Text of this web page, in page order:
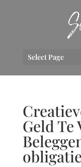
Select Page
Geld Te